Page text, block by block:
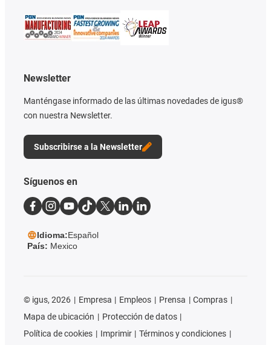
Newsletter
Manténgase informado de las últimas novedades de igus®
con nuestra Newsletter.
Subscribirse a la Newsletter
Síguenos en
Idioma:Español
País: Mexico
© igus, 2026 Empresa Empleos Prensa
Compras
Mapa de ubicación
Protección de datos
Política de cookies
Imprimir
Términos y condiciones